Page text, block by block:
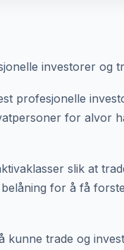
investorer og
profesjonelle
for alvor
slik at
for å få
kunne trade og